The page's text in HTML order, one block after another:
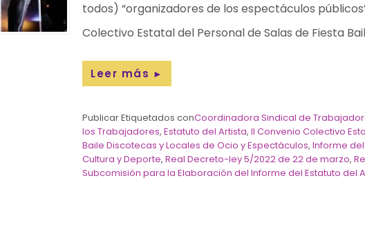
todos) “organizadores de los espectáculos
Colectivo Estatal del Personal de Salas de Fiesta
Leer más ►
Publicar Etiquetados conCoordinadora Sindical de
los Trabajadores,Estatuto del Artista,II Convenio Colectivo
Baile Discotecas y Locales de Ocio y Espectáculos,Informe
Cultura y Deporte,Real Decreto-ley 5/2022 de 22 de marzo,
Subcomisión para la Elaboración del Informe del Estatuto del